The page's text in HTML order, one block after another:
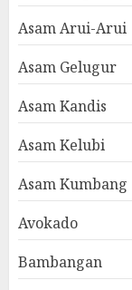
Asam Arui-Arui
Asam Gelugur
Asam Kandis
Asam Kelubi
Asam Kumbang
Avokado
Bambangan